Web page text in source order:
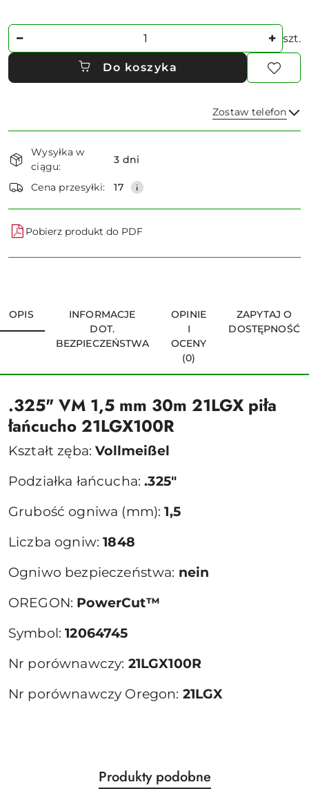
Ilość szt.
Do koszyka
Zostaw telefon
i
dostawa
Wysyłka w
ciągu:
3 dni
Cena przesyłki: 17
Pobierz produkt do PDF
OPIS
INFORMACJE
DOT.
BEZPIECZEŃSTWA
OPINIE
I
OCENY
(0)
ZAPYTAJ O
DOSTĘPNOŚĆ
.325" VM 1,5 mm 30m 21LGX piła
łańcucho 21LGX100R
Kształt zęba:Vollmeißel
Podziałka łańcucha:.325"
Grubość ogniwa (mm):1,5
Liczba ogniw:1848
Ogniwo bezpieczeństwa: nein
OREGON: PowerCut™
Symbol:12064745
Nr porównawczy: 21LGX100R
Nr porównawczy Oregon: 21LGX
Pomiń karuzelę produktów
Produkty
o
Produkty podobne